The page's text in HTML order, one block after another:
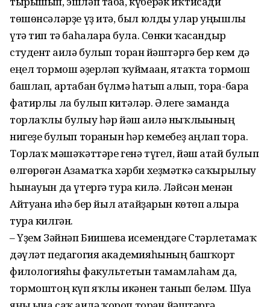
төшөнсәләрҙе үҙ итә, был юлды улар уңышлы
үтә тип тә баһаларға була. Сөнки ҡасандыр
студент ғаилә булып торған йәштәргә бер кем дә
еңел тормош әҙерләп ҡуймаған, ятаҡта тормош
башлап, артабан бүлмә һатып алып, тора-бара
фатирлы ла булып китәләр. Әлеге заманда
торлаҡлы булыу һәр йәш ғаилә ныҡлығының
нигеҙе булып торғанын һәр кемебеҙ аңлап тора.
Торлаҡ мәшәҡәттәре генә түгел, йәш атай булып
өлгөрөгән Азаматҡа хәрби хеҙмәткә саҡырылыу
һынауын да үтергә тура килә. Ләйсән менән
Айтуғанға иһә бер йыл атайҙарын көтөп алырға
тура килгән.
– Үҙем Зәйнәп Биишева исемендәге Стәрлетамаҡ
дәүләт педагогия академияһының башҡорт
филологияһы факультетын тамамлаһам да,
тормоштоң күп яҡлы икәнен танып беләм. Шуға